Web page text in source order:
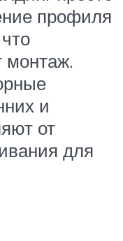
профиля
монтаж.
и
от
для